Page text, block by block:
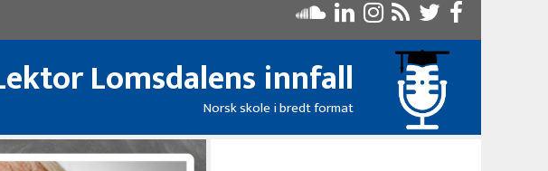
Lomsdalens innfall
Norsk skole i bredt format